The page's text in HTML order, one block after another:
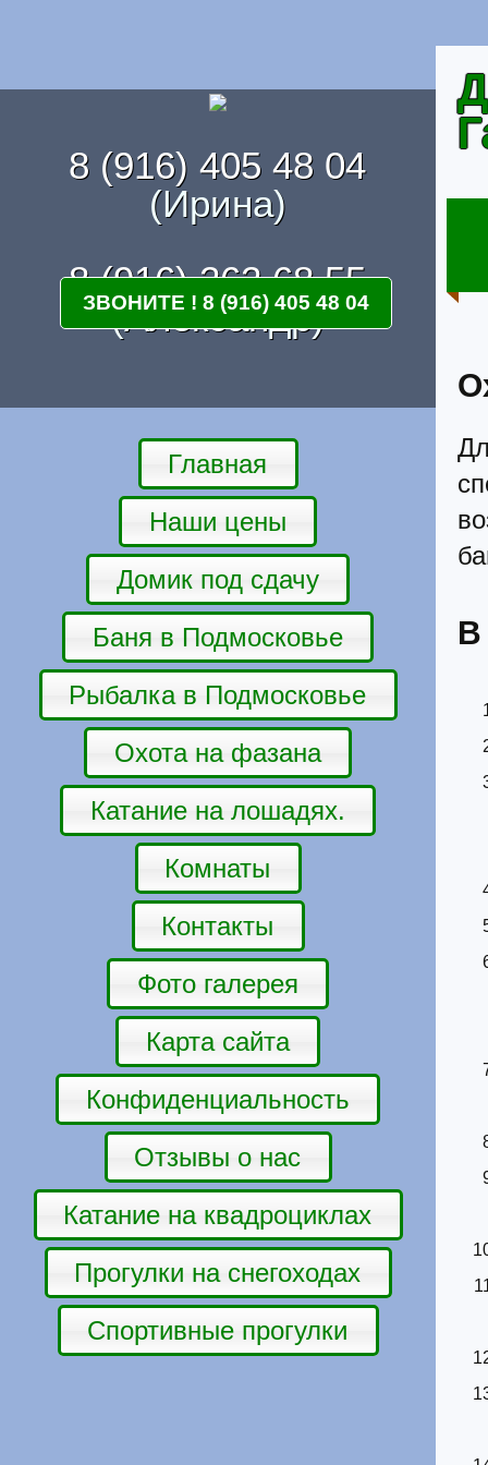
8 (916) 405 48 04
(Ирина)
8 (916) 262 68 55
(Александр)
Главная
Наши цены
Домик под сдачу
Баня в Подмосковье
Рыбалка в Подмосковье
Охота на фазана
Катание на лошадях.
Комнаты
Контакты
Фото галерея
Карта сайта
Конфиденциальность
Отзывы о нас
Катание на квадроциклах
Прогулки на снегоходах
Спортивные прогулки
В
ЗВОНИТЕ ! 8 (916) 405 48 04